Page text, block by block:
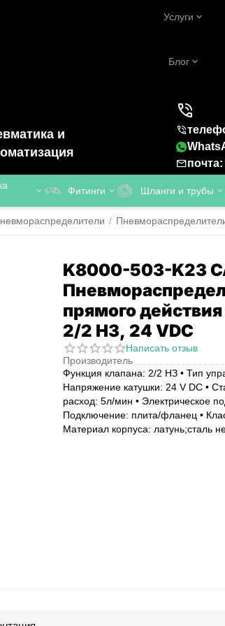
Услуги
Блог
и
Фитинги Шланги и трубы
/
K8000-503-K23
прямого
2/2 НЗ, 24 VDC
Написать отзыв
Производитель
Функция клапана: 2/2 НЗ • Тип
Напряжение катушки: 24 V DC •
расход: 5л/мин • Электрическое
Подключение: плита/фланец •
Материал корпуса: латунь;сталь